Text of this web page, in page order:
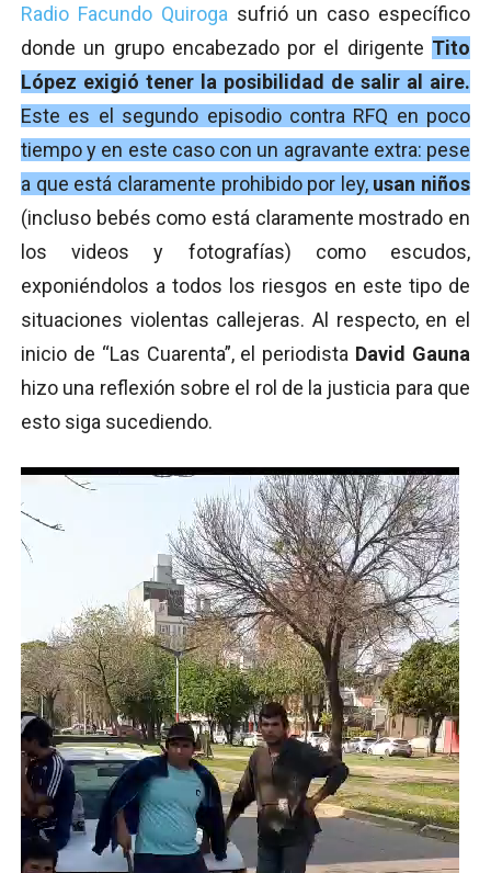
Radio Facundo Quiroga sufrió un caso específico
donde un grupo encabezado por el dirigente Tito
López exigió tener la posibilidad de salir al aire.
Este es el segundo episodio contra RFQ en poco
tiempo y en este caso con un agravante extra: pese
a que está claramente prohibido por ley, usan niños
(incluso bebés como está claramente mostrado en
los videos y fotografías) como escudos,
exponiéndolos a todos los riesgos en este tipo de
situaciones violentas callejeras. Al respecto, en el
inicio de “Las Cuarenta”, el periodista David Gauna
hizo una reflexión sobre el rol de la justicia para que
esto siga sucediendo.